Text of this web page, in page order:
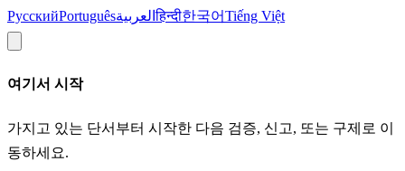
РусскийPortuguêsالعربيةहिन्दी한국어Tiếng Việt
여기서 시작
가지고 있는 단서부터 시작한 다음 검증, 신고, 또는 구제로 이
동하세요.